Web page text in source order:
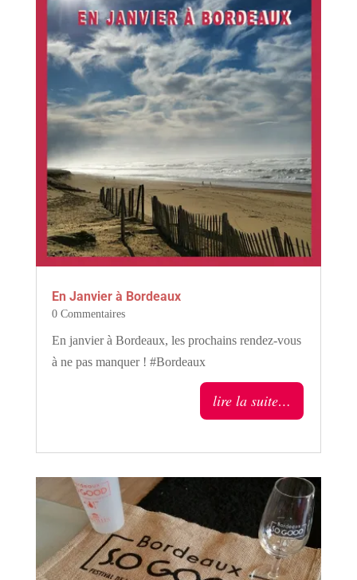
En Janvier à Bordeaux
0 Commentaires
En janvier à Bordeaux, les prochains rendez-vous
à ne pas manquer ! #Bordeaux
lire la suite…